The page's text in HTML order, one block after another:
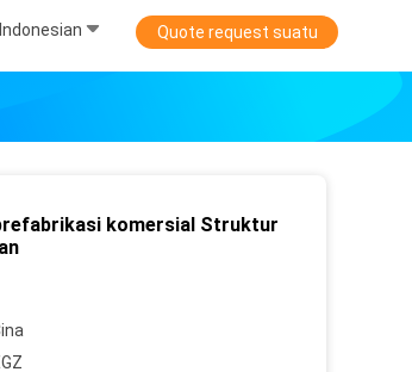
Indonesian Quote request suatu
komersial Struktur